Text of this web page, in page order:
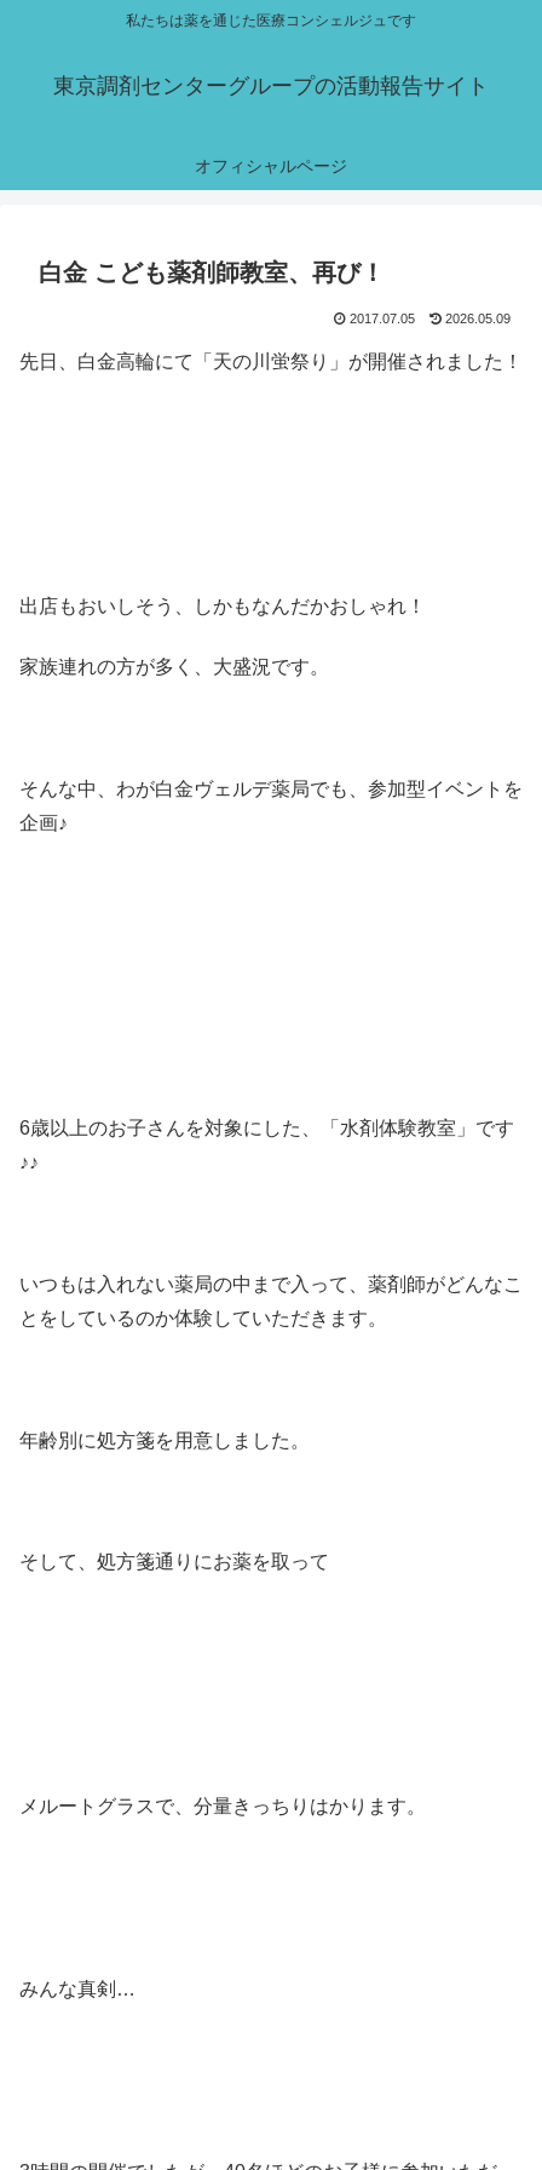
私たちは薬を通じた医療コンシェルジュです
東京調剤センターグループの活動報告サイト
オフィシャルページ
白金 こども薬剤師教室、再び！
2017.07.05 2026.05.09
先日、白金高輪にて「天の川蛍祭り」が開催されました！
出店もおいしそう、しかもなんだかおしゃれ！
家族連れの方が多く、大盛況です。
そんな中、わが白金ヴェルデ薬局でも、参加型イベントを
企画♪
6歳以上のお子さんを対象にした、「水剤体験教室」です
♪♪
いつもは入れない薬局の中まで入って、薬剤師がどんなこ
とをしているのか体験していただきます。
年齢別に処方箋を用意しました。
そして、処方箋通りにお薬を取って
メルートグラスで、分量きっちりはかります。
みんな真剣…